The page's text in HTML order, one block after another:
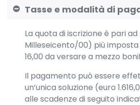
Tasse e modalità di
La quota di iscrizione è pari ad
Milleseicento/00) più
16,00 da versare a mezzo
Il pagamento può essere
un’unica soluzione (euro
alle scadenze di seguito